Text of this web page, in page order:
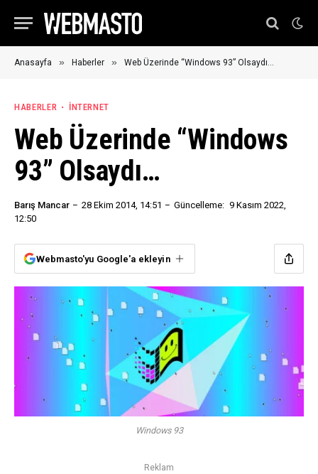
Anasayfa » Haberler » Web Üzerinde “Windows 93” Olsaydı…
HABERLER İNTERNET
Web Üzerinde “Windows
93” Olsaydı…
Barış Mancar 28 Ekim 2014, 14:51 Güncelleme: 9 Kasım 2022,
12:50
Webmasto'yu Google'a ekleyin
Windows 93
Reklam